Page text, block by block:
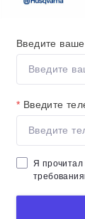
Введите
* Введите
Я прочитал